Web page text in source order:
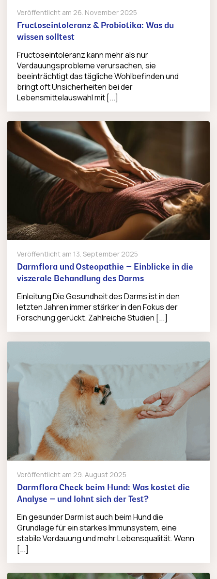
Veröffentlicht am 26. November 2025
Fructoseintoleranz & Probiotika: Was du
wissen solltest
Fructoseintoleranz kann mehr als nur
Verdauungsprobleme verursachen, sie
beeinträchtigt das tägliche Wohlbefinden und
bringt oft Unsicherheiten bei der
Lebensmittelauswahl mit [...]
Veröffentlicht am 13. September 2025
Darmflora und Osteopathie – Einblicke in die
viszerale Behandlung des Darms
Einleitung Die Gesundheit des Darms ist in den
letzten Jahren immer stärker in den Fokus der
Forschung gerückt. Zahlreiche Studien [...]
Veröffentlicht am 29. August 2025
Darmflora Check beim Hund: Was kostet die
Analyse – und lohnt sich der Test?
Ein gesunder Darm ist auch beim Hund die
Grundlage für ein starkes Immunsystem, eine
stabile Verdauung und mehr Lebensqualität. Wenn
[...]